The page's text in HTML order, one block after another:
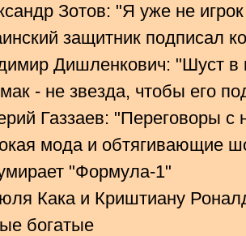
Зотов: "Я уже не
защитник подписал
Дишленкович: "Шуст в
- не звезда, чтобы его
Газзаев: "Переговоры с
мода и обтягивающие
"Формула-1"
Кака и Криштиану
богатые